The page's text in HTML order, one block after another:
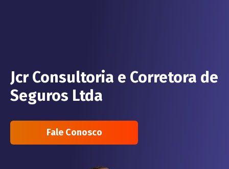
Jcr Consultoria e Corretora de
Seguros Ltda
Fale Conosco